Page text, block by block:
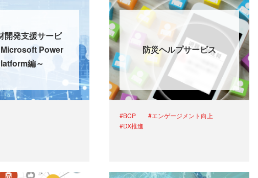
開発支援サービ
Power
編～
防災ヘルプサービス
#BCP
#エンゲージメント向上
#DX推進